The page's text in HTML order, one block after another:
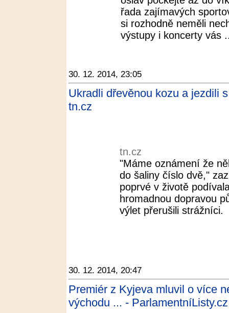
řada zajímavých
si rozhodně neměli
výstupy i koncerty vás
30. 12. 2014, 23:05
Ukradli dřevěnou kozu a jezdili
tn.cz
tn.cz
"Máme oznámení že
do šaliny číslo dvě,"
poprvé v životě
hromadnou dopravou
výlet přerušili strážníci.
30. 12. 2014, 20:47
Premiér z Kyjeva mluvil o více
východu ... - ParlamentníListy.cz